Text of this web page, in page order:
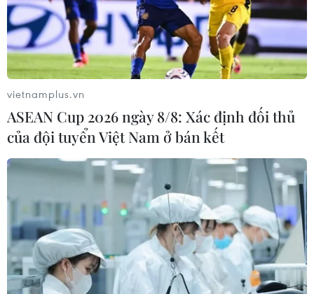
#Đường tuần tra biên giới tỉnh
#Quân khu 7
#Tuyến đường biên giới
Tây Ninh
Theo dõi VietnamPlus
vietnamplus.vn
ASEAN Cup 2026 ngày 8/8: Xác định đối thủ
của đội tuyển Việt Nam ở bán kết